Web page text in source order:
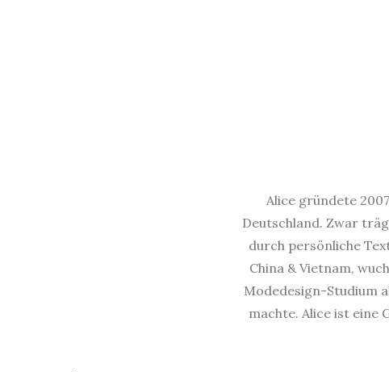
Alice gründete
Deutschland. Zwar
durch persönliche
China & Vietnam,
Modedesign-Studium
machte. Alice ist eine